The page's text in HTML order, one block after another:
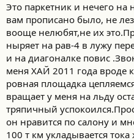
Это паркетник и нечего на
вам прописано было, не
вооще нелюбят,не их
ныряет на рав-4 в лужу
и на диагоналке повис
меня ХАЙ 2011 года вроде
ровная площадка
вращает у меня на льду
тряпичный
он нравится по салону и
100 т км укладывается